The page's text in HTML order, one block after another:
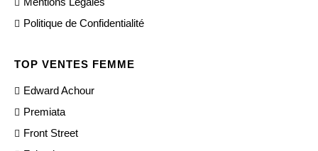
Politique de Confidentialité
TOP VENTES FEMME
Edward Achour
Premiata
Front Street